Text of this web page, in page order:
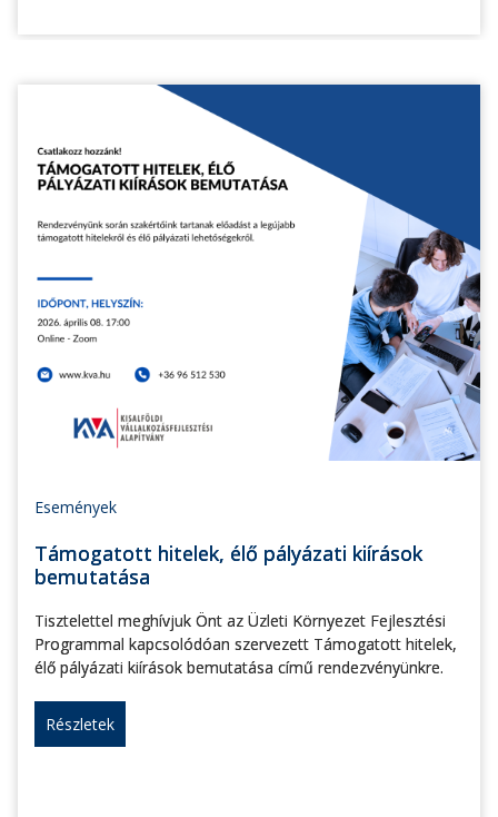
Események
Támogatott hitelek, élő pályázati kiírások
bemutatása
Tisztelettel meghívjuk Önt az Üzleti Környezet Fejlesztési
Programmal kapcsolódóan szervezett Támogatott hitelek,
élő pályázati kiírások bemutatása című rendezvényünkre.
Részletek